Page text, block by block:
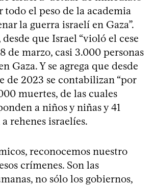
el peso de la academia
la guerra israelí en Gaza”.
desde que Israel “violó el cese
de marzo, casi 3.000 personas
Gaza. Y se agrega que desde
de 2023 se contabilizan “por
muertes, de las cuales
a niños y niñas y 41
rehenes israelíes.
reconocemos nuestro
crímenes. Son las
no sólo los gobiernos,